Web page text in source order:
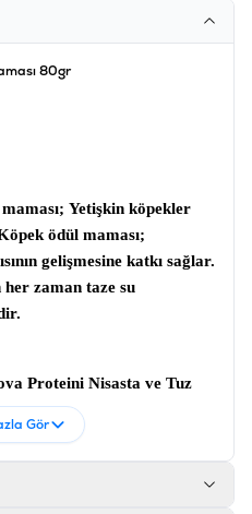
80gr
Yetişkin köpekler
ödül maması;
gelişmesine katkı sağlar.
zaman taze su
Proteini Nişasta ve Tuz
Gör